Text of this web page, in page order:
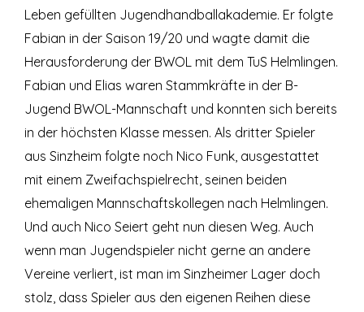
Leben gefüllten Jugendhandballakademie. Er folgte
Fabian in der Saison 19/20 und wagte damit die
Herausforderung der BWOL mit dem TuS Helmlingen.
Fabian und Elias waren Stammkräfte in der B-
Jugend BWOL-Mannschaft und konnten sich bereits
in der höchsten Klasse messen. Als dritter Spieler
aus Sinzheim folgte noch Nico Funk, ausgestattet
mit einem Zweifachspielrecht, seinen beiden
ehemaligen Mannschaftskollegen nach Helmlingen.
Und auch Nico Seiert geht nun diesen Weg. Auch
wenn man Jugendspieler nicht gerne an andere
Vereine verliert, ist man im Sinzheimer Lager doch
stolz, dass Spieler aus den eigenen Reihen diese